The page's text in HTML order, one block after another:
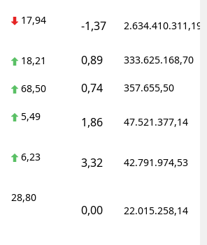
17,94 -1,37 2.634.410.311,19
18,21 0,89 333.625.168,70
68,50 0,74 357.655,50
5,49 1,86 47.521.377,14
6,23 3,32 42.791.974,53
28,80
0,00 22.015.258,14